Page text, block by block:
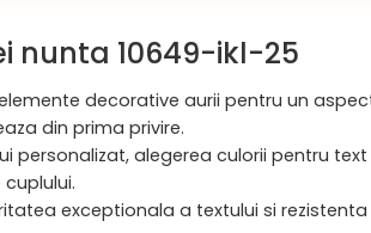
nunta 10649-ikl-25
decorative aurii pentru un
din prima privire.
personalizat, alegerea culorii pentru
exceptionala a textului si